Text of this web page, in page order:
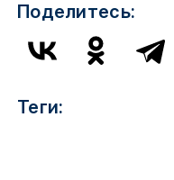
Поделитесь:
Теги: